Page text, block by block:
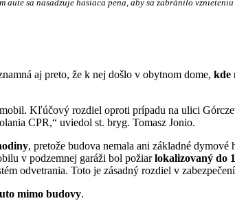
aj preto, že k nej došlo v obytnom dome, kde
Kľúčový rozdiel oproti prípadu na ulici
CPR,“ uviedol st. bryg. Tomasz Jonio.
, pretože budova nemala ani základné
v podzemnej garáži bol požiarlokalizovaný do
odvetrania. Toto je zásadný rozdiel v
mimo budovy.